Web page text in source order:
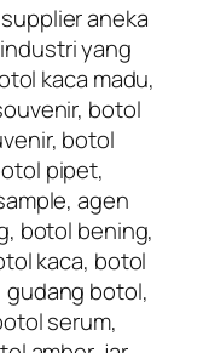
aneka
yang
kaca madu,
botol
botol
pipet,
agen
botol bening,
kaca, botol
gudang botol,
serum,